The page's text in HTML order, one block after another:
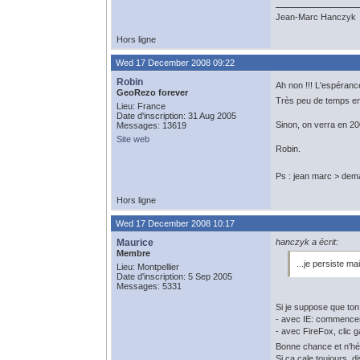
Jean-Marc Hanczyk
Hors ligne
Wed 17 December 2008 09:22
Robin
GeoRezo forever
Lieu: France
Date d'inscription: 31 Aug 2005
Messages: 13619
Site web
Ah non !!!
Très peu de temps
Sinon, on verra en
Robin.
Ps : jean marc >
Hors ligne
Wed 17 December 2008 10:17
Maurice
Membre
Lieu: Montpellier
Date d'inscription: 5 Sep 2005
Messages: 5331
hanczyk a écrit:
...je persiste
Si je suppose que
- avec IE:
- avec FireFox, clic
Bonne chance et